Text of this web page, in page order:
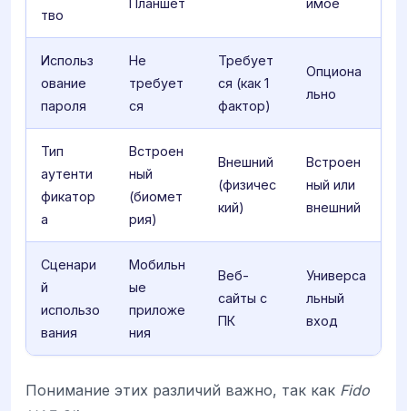
тво
Планшет
имое
Использ
ование
пароля
Не
требует
ся
Требует
ся (как 1
фактор)
Опциона
льно
Тип
аутенти
фикатор
а
Встроен
ный
(биомет
рия)
Внешний
(физичес
кий)
Встроен
ный или
внешний
Сценари
й
использо
вания
Мобильн
ые
приложе
ния
Веб-
сайты с
ПК
Универса
льный
вход
Понимание этих различий важно, так как Fido